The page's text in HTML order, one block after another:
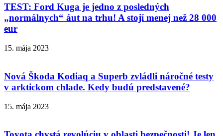
TEST: Ford Kuga je jedno z posledných
„normálnych“ áut na trhu! A stojí menej než 28 000
eur
15. mája 2023
Nová Škoda Kodiaq a Superb zvládli náročné testy
v arktickom chlade. Kedy budú predstavené?
15. mája 2023